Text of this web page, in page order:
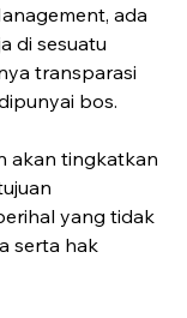
ada
di sesuatu
transparasi
bos.
akan tingkatkan
yang tidak
serta hak